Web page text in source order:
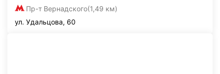
Пр-т Вернадского(1,49 км)
ул. Удальцова, 60